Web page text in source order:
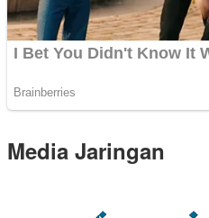
Media Jaringan